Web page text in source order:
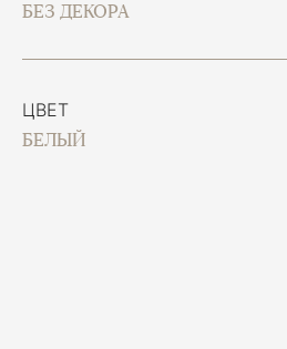
БЕЗ ДЕКОРА
ЦВЕТ
БЕЛЫЙ